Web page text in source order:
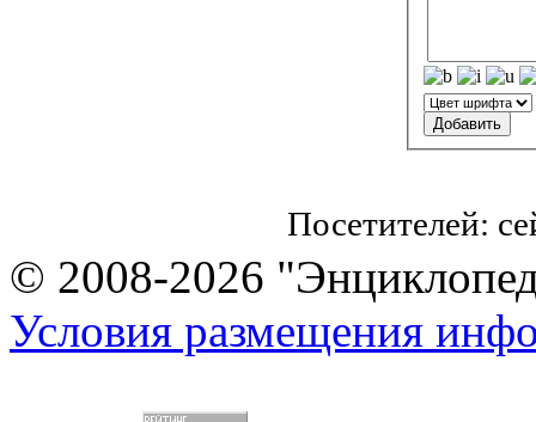
Посетителей:
© 2008-2026
Условия размещения